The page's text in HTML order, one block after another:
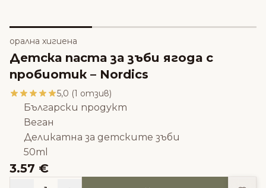
орална хигиена
Детска паста за зъби ягода с
пробиотик – Nordics
5,0 (1 отзив)
Български продукт
Веган
Деликатна за детските зъби
50ml
3.57 €